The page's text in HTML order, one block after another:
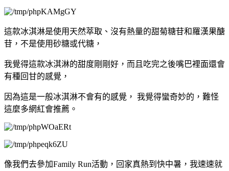
這款冰淇淋是使用天然萃取、沒有熱量的甜菊糖苷和羅漢果醣
苷，不是使用砂糖或代糖，
我覺得這款冰淇淋的甜度剛剛好，而且吃完之後嘴巴裡面還會
有種回甘的感覺，
因為這是一般冰淇淋不會有的感覺， 我覺得蠻奇妙的，難怪
這麼多網紅會推薦。
像我們去參加Family Run活動，回家真熱到快中暑，我速速就